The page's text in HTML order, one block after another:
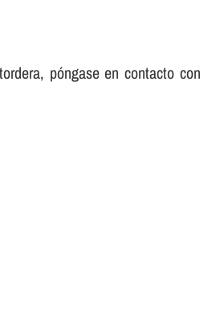
póngase en contacto con